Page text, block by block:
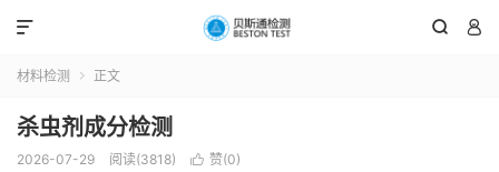
 

材料检测  正文
杀虫剂成分检测
2026-07-29 阅读(3818)  赞(0)